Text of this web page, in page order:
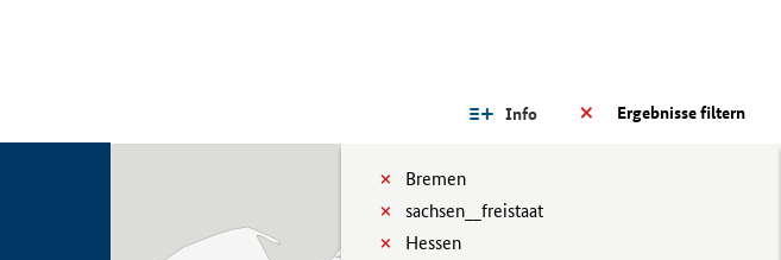
Ergebnisse filtern
Info
Bremen
sachsen__freistaat
Hessen